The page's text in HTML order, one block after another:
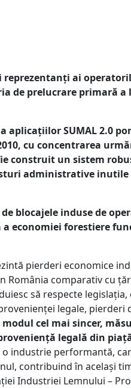
ai
de prelucrare primară
aplicațiilor SUMAL 2.0
cu concentrarea
construit un sistem
administrative
blocajele induse de
a economiei forestiere
pierderi economice
România comparativ cu
să respecte
legale, pierderi
cel mai sincer,
legală din
industrie performantă,
contribuind în același
Industriei Lemnului –